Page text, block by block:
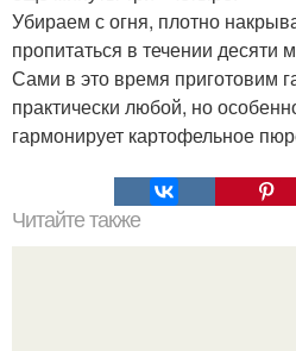
Убираем с огня, плотно
пропитаться в течении десяти
Сами в это время приготовим
практически любой, но
гармонирует картофельное
Читайте также